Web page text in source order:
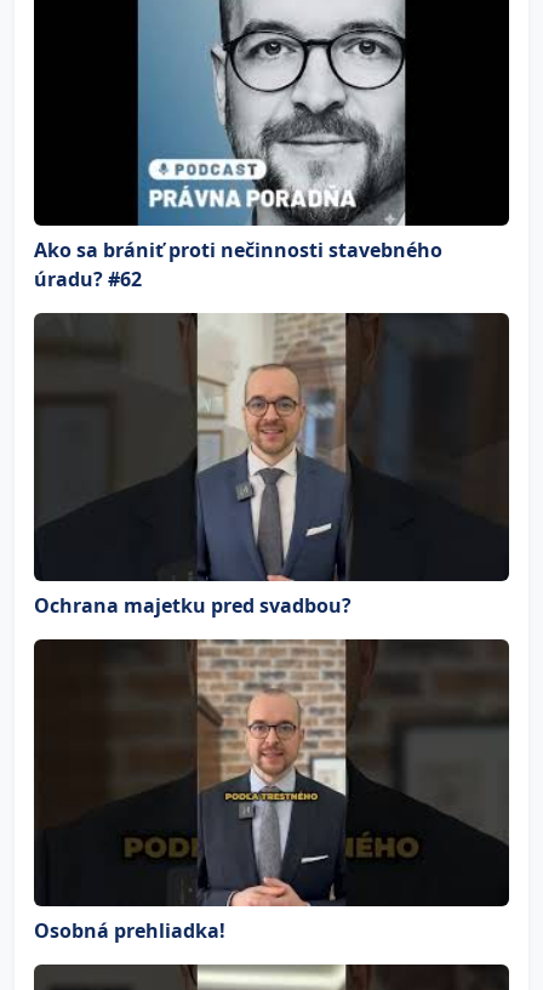
Ako sa brániť proti nečinnosti stavebného
úradu? #62
Ochrana majetku pred svadbou?
Osobná prehliadka!